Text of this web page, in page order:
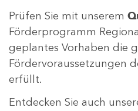
Prüfen Sie mit unserem
Förderprogramm
geplantes Vorhaben die
Fördervoraussetzungen
erfüllt.
Entdecken Sie auch